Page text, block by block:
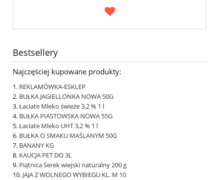
Bestsellery
Najczęściej kupowane produkty:
REKLAMÓWKA-ESKLEP
BUŁKA JAGIELLONKA NOWA 50G
Łaciate Mleko świeże 3,2 % 1 l
BUŁKA PIASTOWSKA NOWA 55G
Łaciate Mleko UHT 3,2 % 1 l
BUŁKA O SMAKU MAŚLANYM 50G
BANANY KG
KAUCJA PET DO 3L
Piątnica Serek wiejski naturalny 200 g
JAJA Z WOLNEGO WYBIEGU KL. M 10